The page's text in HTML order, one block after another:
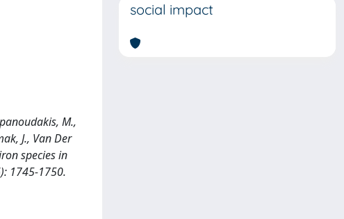
M.,
J., Van Der
species in
1745-1750.
social impact